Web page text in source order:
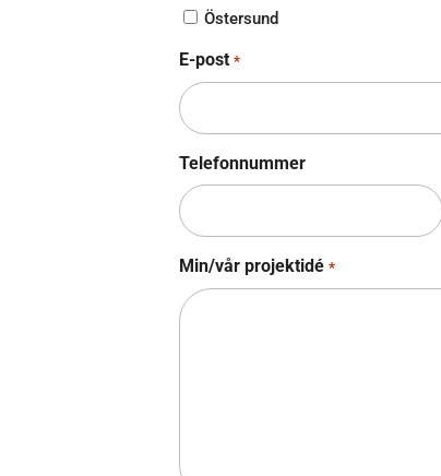
Östersund
E-post *
Telefonnummer
Min/vår projektidé *